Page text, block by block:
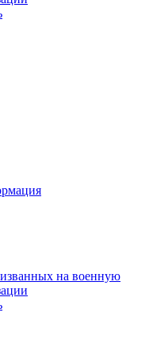
на военную